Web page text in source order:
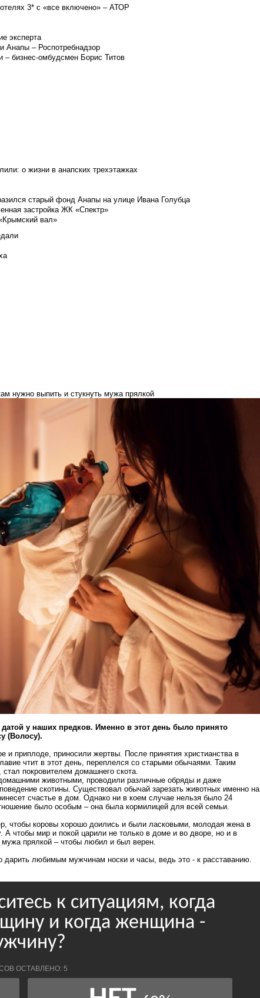
3* с «все включено» – АТОР
эксперта
Анапы – Роспотребнадзор
– бизнес-омбудсмен Борис Титов
о жизни в анапских трехэтажках
старый фонд Анапы на улице Ивана Голубца
застройка ЖК «Спектр»
вал»
нужно выпить и стукнуть мужа прялкой
у наших предков. Именно в этот день было принято
(Волосу).
приплоде, приносили жертвы. После принятия христианства в
чтит в этот день, переплелся со старыми обычаями. Таким
покровителем домашнего скота.
животными, проводили различные обряды и даже
скотины. Существовал обычай зарезать животных именно на
счастье в дом. Однако ни в коем случае нельзя было 24
было особым – она была кормилицей для всей семьи.
чтобы коровы хорошо доились и были ласковыми, молодая жена в
А чтобы мир и покой царили не только в доме и во дворе, но и в
прялкой – чтобы любил и был верен.
дарить любимым мужчинам носки и часы, ведь это - к расставанию.